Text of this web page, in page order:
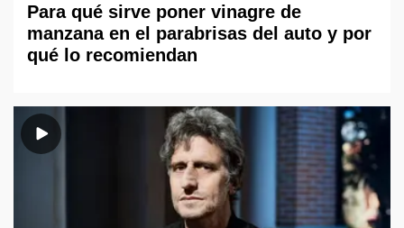
Para qué sirve poner vinagre de
manzana en el parabrisas del auto y por
qué lo recomiendan